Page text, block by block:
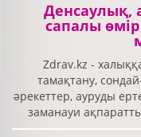
Денсаулық,
сапалы
Zdrav.kz -
тамақтану,
әрекеттер, ауруды
заманауи